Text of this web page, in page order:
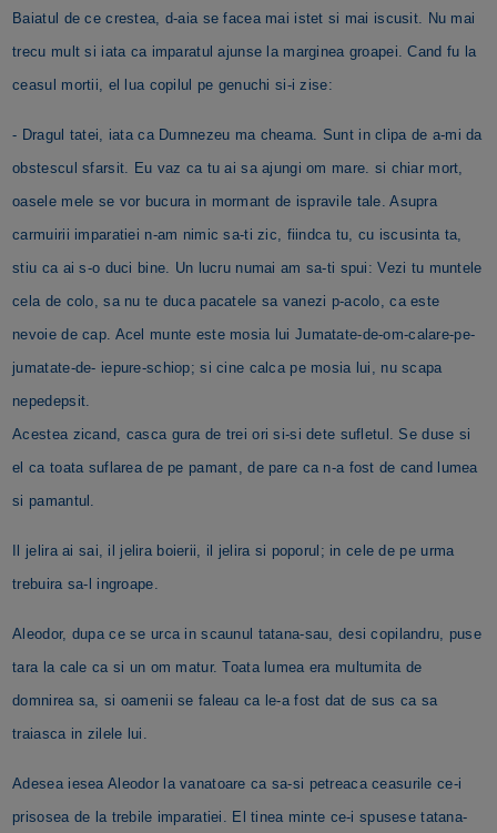
Baiatul de ce crestea, d-aia se facea mai istet si mai iscusit. Nu mai
trecu mult si iata ca imparatul ajunse la marginea groapei. Cand fu la
ceasul mortii, el lua copilul pe genuchi si-i zise:
- Dragul tatei, iata ca Dumnezeu ma cheama. Sunt in clipa de a-mi da
obstescul sfarsit. Eu vaz ca tu ai sa ajungi om mare. si chiar mort,
oasele mele se vor bucura in mormant de ispravile tale. Asupra
carmuirii imparatiei n-am nimic sa-ti zic, fiindca tu, cu iscusinta ta,
stiu ca ai s-o duci bine. Un lucru numai am sa-ti spui: Vezi tu muntele
cela de colo, sa nu te duca pacatele sa vanezi p-acolo, ca este
nevoie de cap. Acel munte este mosia lui Jumatate-de-om-calare-pe-
jumatate-de- iepure-schiop; si cine calca pe mosia lui, nu scapa
nepedepsit.
Acestea zicand, casca gura de trei ori si-si dete sufletul. Se duse si
el ca toata suflarea de pe pamant, de pare ca n-a fost de cand lumea
si pamantul.
Il jelira ai sai, il jelira boierii, il jelira si poporul; in cele de pe urma
trebuira sa-l ingroape.
Aleodor, dupa ce se urca in scaunul tatana-sau, desi copilandru, puse
tara la cale ca si un om matur. Toata lumea era multumita de
domnirea sa, si oamenii se faleau ca le-a fost dat de sus ca sa
traiasca in zilele lui.
Adesea iesea Aleodor la vanatoare ca sa-si petreaca ceasurile ce-i
prisosea de la trebile imparatiei. El tinea minte ce-i spusese tatana-